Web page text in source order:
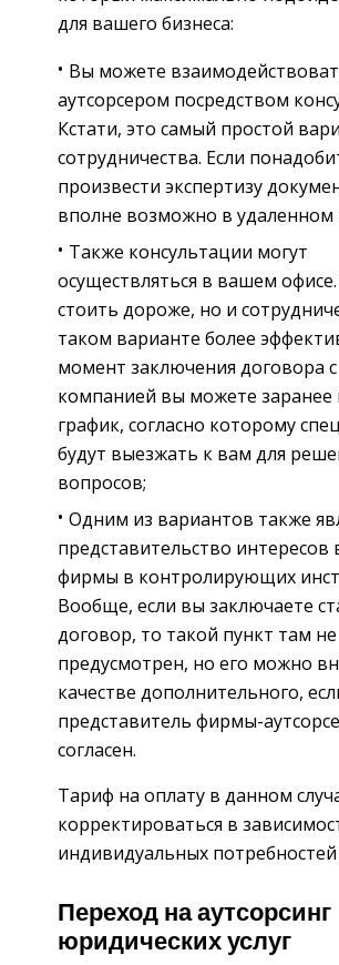
для вашего бизнеса:
Вы можете
аутсорсером посредством
Кстати, это самый простой
сотрудничества. Если
произвести экспертизу
вполне возможно в
Также консультации могут
осуществляться в вашем
стоить дороже, но и
таком варианте более
момент заключения договора с
компанией вы можете заранее
график, согласно которому
будут выезжать к вам для
вопросов;
Одним из вариантов также
представительство интересов
фирмы в контролирующих
Вообще, если вы заключаете
договор, то такой пункт там не
предусмотрен, но его можно
качестве дополнительного,
представитель фирмы-
согласен.
Тариф на оплату в данном
корректироваться в
индивидуальных потребностей
Переход на аутсорсинг
юридических услуг